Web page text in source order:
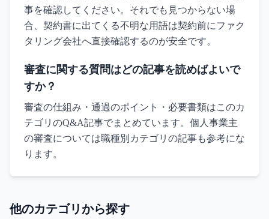
事を確認してください。それでも見つからない場
合、契約書に出てくる不明な用語は契約前にファク
タリング会社へ直接確認するのが安全です。
審査に関する質問はどの記事を読めばよいで
すか？
審査の仕組み・通過のポイント・必要書類はこのカ
テゴリのQ&A記事でまとめています。個人事業主
の審査については職種別カテゴリの記事も参考にな
ります。
他のカテゴリから探す